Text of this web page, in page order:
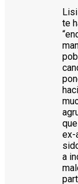
te
ex-
a